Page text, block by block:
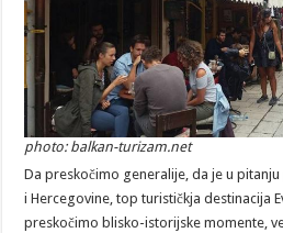
photo: balkan-turizam.net
Da preskočimo generalije, da je u
i Hercegovine, top turističkja destinacija
preskočimo blisko-istorijske momente,